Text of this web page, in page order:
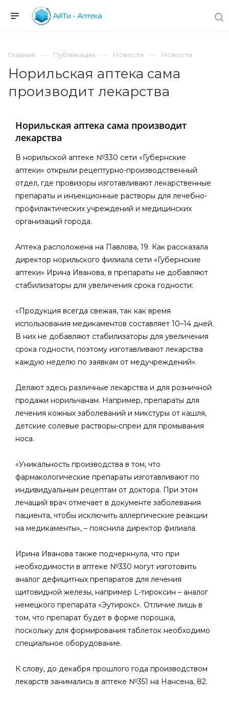
Главная Публикации Новости Новости
Норильская аптека сама
производит лекарства
Норильская аптека сама производит
лекарства
В норильской аптеке №330 сети «Губернские
аптеки» открыли рецептурно-производственный
отдел, где провизоры изготавливают лекарственные
препараты и инъекционные растворы для лечебно-
профилактических учреждений и медицинских
организаций города.
Аптека расположена на Павлова, 19. Как рассказала
директор норильского филиала сети «Губернские
аптеки» Ирина Иванова, в препараты не добавляют
стабилизаторы для увеличения срока годности:
«Продукция всегда свежая, так как время
использования медикаментов составляет 10–14 дней.
В них не добавляют стабилизаторы для увеличения
срока годности, поэтому изготавливают лекарства
каждую неделю по заявкам от медучреждений».
Делают здесь различные лекарства и для розничной
продажи норильчанам. Например, препараты для
лечения кожных заболеваний и микстуры от кашля,
детские солевые растворы-спреи для промывания
носа.
«Уникальность производства в том, что
фармакологические препараты изготавливают по
индивидуальным рецептам от доктора. При этом
лечащий врач отмечает в документе заболевания
пациента, чтобы исключить аллергические реакции
на медикаменты», – пояснила директор филиала.
Ирина Иванова также подчеркнула, что при
необходимости в аптеке №330 могут изготовить
аналог дефицитных препаратов для лечения
щитовидной железы, например L-тироксин – аналог
немецкого препарата «Эутирокс». Отличие лишь в
том, что препарат будет в форме порошка,
поскольку для формирования таблеток необходимо
специальное оборудование.
К слову, до декабря прошлого года производством
лекарств занимались в аптеке №351 на Нансена, 82.